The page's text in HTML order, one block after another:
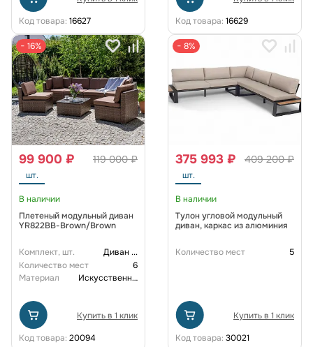
Код товара: 16627
Код товара: 16629
− 16%
119 000 ₽
99 900 ₽
шт.
В наличии
Плетеный модульный диван
YR822BB-Brown/Brown
Комплект, шт. Диван ...
Количество мест
6
Материал
Искусственный ротанг
Купить в 1 клик
Код товара: 20094
− 8%
409 200 ₽
375 993 ₽
шт.
В наличии
Тулон угловой модульный
диван, каркас из алюминия
Количество мест 5
Купить в 1 клик
Код товара: 30021